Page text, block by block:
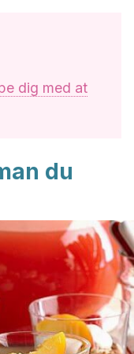
dig med at
du